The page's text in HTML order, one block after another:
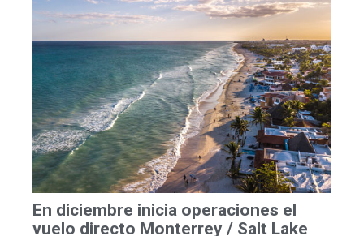
En diciembre inicia operaciones el
vuelo directo Monterrey / Salt Lake